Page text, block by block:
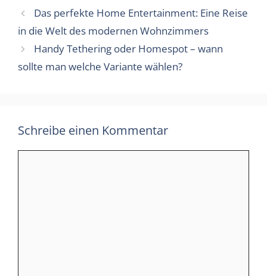
Das perfekte Home Entertainment: Eine Reise
in die Welt des modernen Wohnzimmers
Handy Tethering oder Homespot – wann
sollte man welche Variante wählen?
Schreibe einen Kommentar